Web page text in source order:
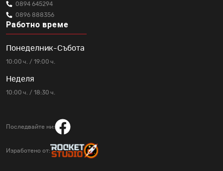
0894 645294
0896 888356
Работно време
Понеделник-Събота
10:00 ч. / 19:00 ч.
Неделя
10:00 ч. / 18:30 ч.
Последвайте ни:
Изработено от: